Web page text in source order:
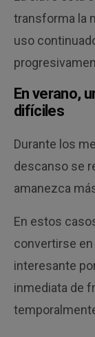
transforma la
uso
En verano,
difíciles
Durante los
descanso se
amanezca
En estos
convertirse
interesante
inmediata de